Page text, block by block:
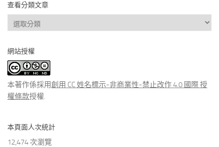
查看分類文章
查
看
類
文
章
網站授權
本著作係採用創用 CC 姓名標示-非商業性-禁止改作 4.0 國際 授
權條款授權.
本頁面人次統計
12,474 次瀏覽